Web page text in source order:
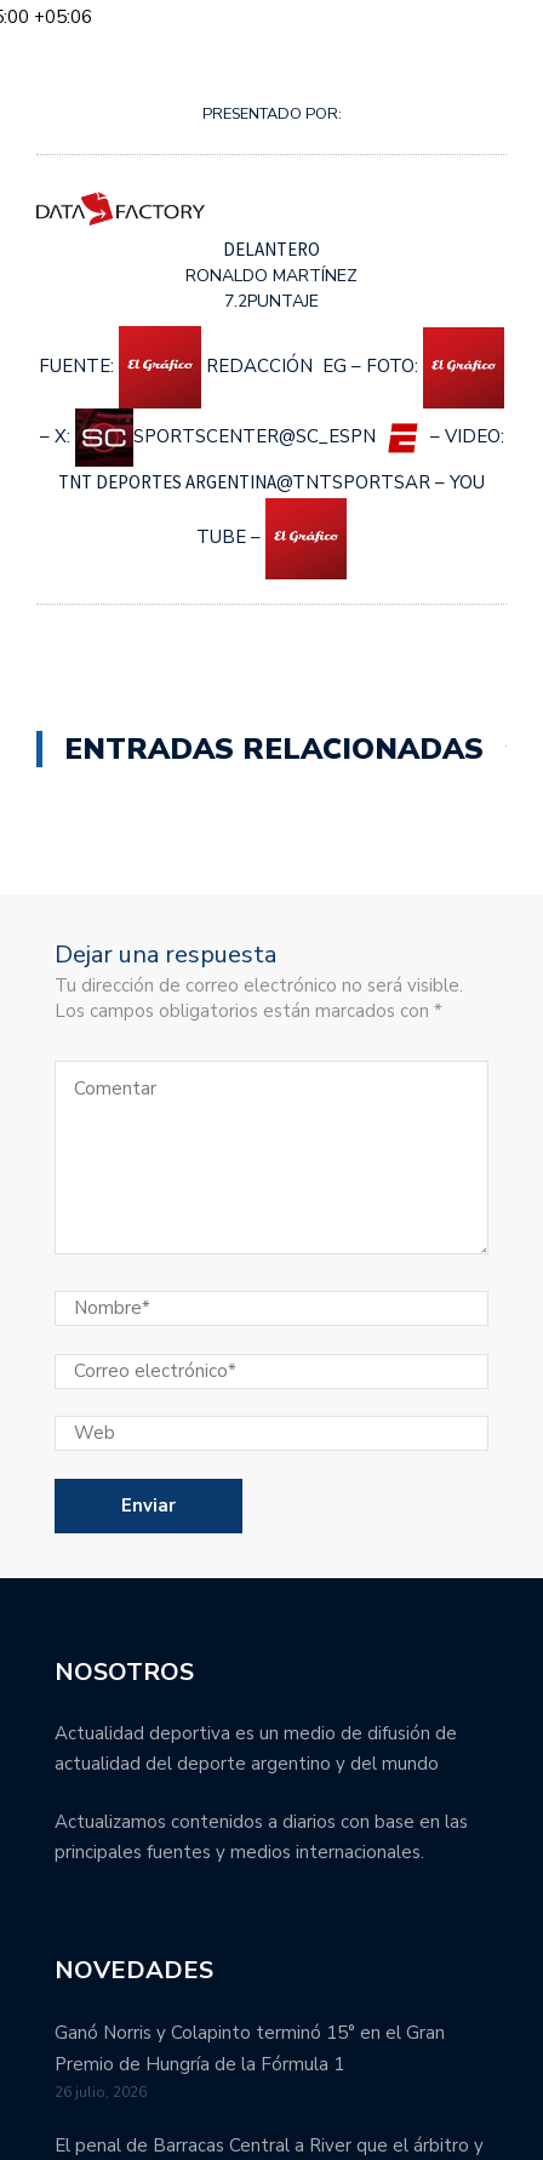
+05:06
PRESENTADO POR:
DELANTERO
RONALDO MARTÍNEZ
7.2PUNTAJE
FUENTE: REDACCIÓN EG – FOTO:
– X: SPORTSCENTER@SC_ESPN – VIDEO:
TNT DEPORTES ARGENTINA@TNTSPORTSAR – YOU
TUBE –
ENTRADAS RELACIONADAS
Dejar una respuesta
Tu dirección de correo electrónico no será visible.
Los campos obligatorios están marcados con *
NOSOTROS
Actualidad deportiva es un medio de difusión de
actualidad del deporte argentino y del mundo
Actualizamos contenidos a diarios con base en las
principales fuentes y medios internacionales.
NOVEDADES
Ganó Norris y Colapinto terminó 15° en el Gran
Premio de Hungría de la Fórmula 1
26 julio, 2026
El penal de Barracas Central a River que el árbitro y